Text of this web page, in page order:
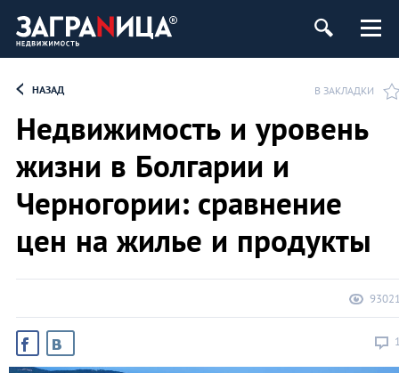
НАЗАД В ЗАКЛАДКИ
Недвижимость и уровень
жизни в Болгарии и
Черногории: сравнение
цен на жилье и продукты